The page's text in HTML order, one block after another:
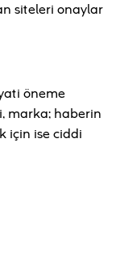
siteleri onaylar
öneme
marka; haberin
için ise ciddi